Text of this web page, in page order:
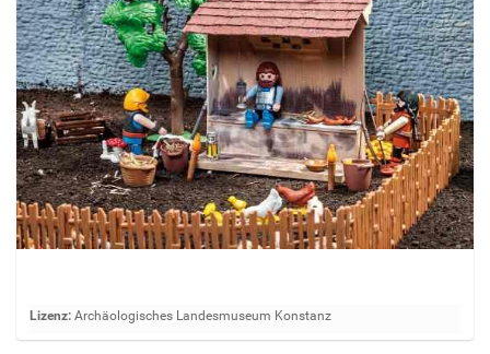
Z
e
Lizenz: Archäologisches Landesmuseum Konstanz